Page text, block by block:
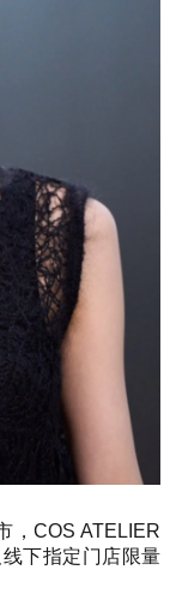
，COS ATELIER
下指定门店限量